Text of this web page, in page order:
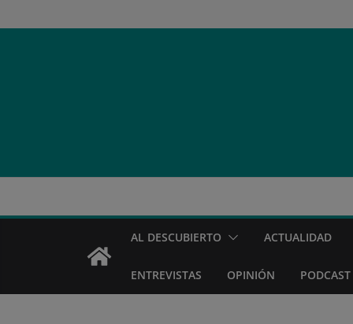
al
AL DESCUBIERTO ACTUALIDAD
ENTREVISTAS OPINIÓN PODCAST